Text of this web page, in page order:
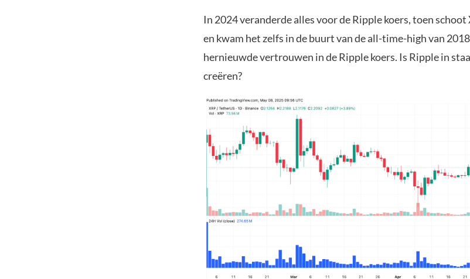
In 2024 veranderde alles voor de Ripple koers, toen
en kwam het zelfs in de buurt van de all-time-high van
hernieuwde vertrouwen in de Ripple koers. Is Ripple in
creëren?